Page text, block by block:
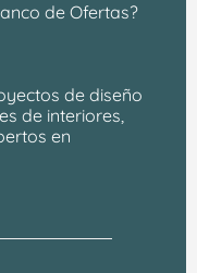
de Ofertas?
de diseño
de interiores,
en